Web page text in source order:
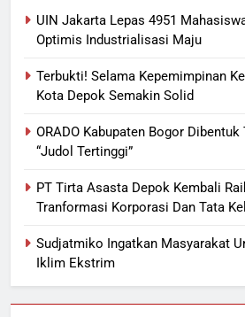
UIN Jakarta Lepas 4951
Optimis Industrialisasi Maju
Terbukti! Selama Kepemimpinan
Kota Depok Semakin Solid
ORADO Kabupaten Bogor
“Judol Tertinggi”
PT Tirta Asasta Depok Kembali
Tranformasi Korporasi Dan Tata
Sudjatmiko Ingatkan Masyarakat
Iklim Ekstrim